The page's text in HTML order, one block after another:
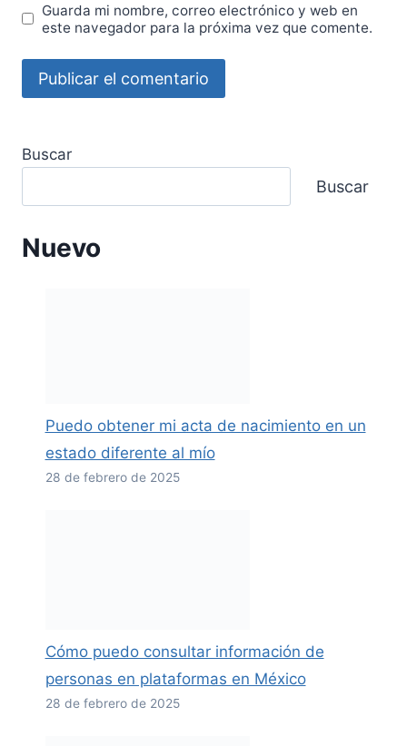
Guarda mi nombre, correo electrónico y web en
este navegador para la próxima vez que comente.
Buscar
Buscar
Nuevo
Puedo obtener mi acta de nacimiento en un
estado diferente al mío
28 de febrero de 2025
Cómo puedo consultar información de
personas en plataformas en México
28 de febrero de 2025